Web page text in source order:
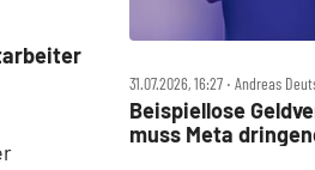
31.07.2026, 16:27 ‧ Andreas
Beispiellose
muss Meta